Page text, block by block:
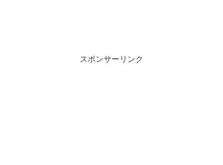
スポンサーリンク